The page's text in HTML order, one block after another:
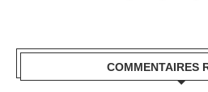
COMMENTAIRES